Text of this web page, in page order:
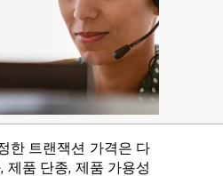
한 트랜잭션 가격은 다
제품 단종, 제품 가용성